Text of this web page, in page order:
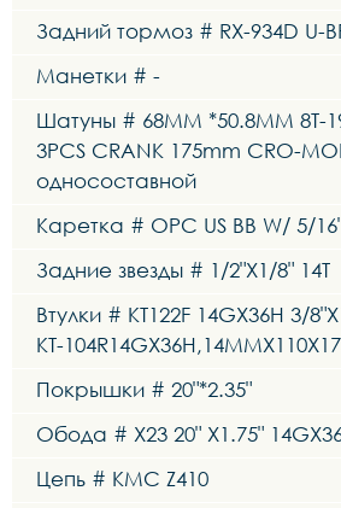
Задний тормоз # RX-934D U-
Манетки # -
Шатуны # 68MM *50.8MM 8T-
3PCS CRANK 175mm CRO-
односоставной
Каретка # OPC US BB W/ 5/
Задние звезды # 1/2"X1/8" 14T
Втулки # KT122F 14GX36H 3/
KT-
Покрышки # 20"*2.35"
Обода # X23 20" X1.75"
Цепь # KMC Z410